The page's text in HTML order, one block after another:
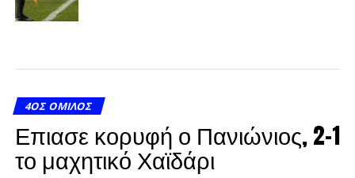
4ΟΣ ΌΜΙΛΟΣ
Επιασε κορυφή ο Πανιώνιος, 2-1
το μαχητικό Χαϊδάρι